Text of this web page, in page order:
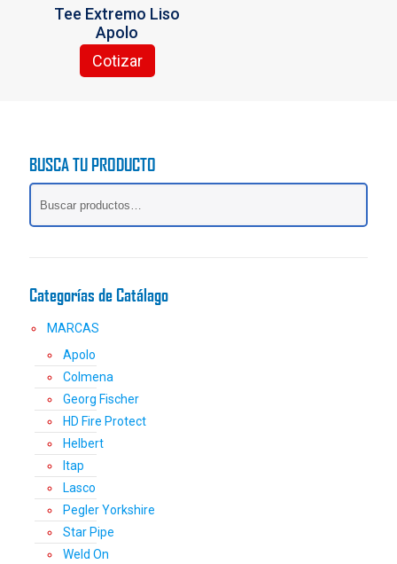
página
producto
Tee Extremo Liso
Apolo
Cotizar
Este
Las
opciones
página
producto
BUSCA TU PRODUCTO
Categorías de Catálago
MARCAS
Apolo
Colmena
Georg Fischer
HD Fire Protect
Helbert
Itap
Lasco
Pegler Yorkshire
Star Pipe
Weld On